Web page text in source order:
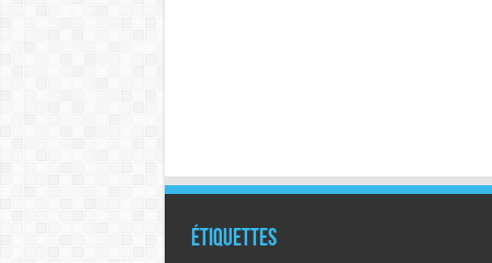
Étiquettes